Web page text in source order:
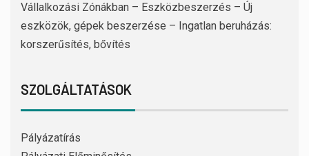
Vállalkozási Zónákban – Eszközbeszerzés – Új
eszközök, gépek beszerzése – Ingatlan beruházás:
korszerűsítés, bővítés
SZOLGÁLTATÁSOK
Pályázatírás